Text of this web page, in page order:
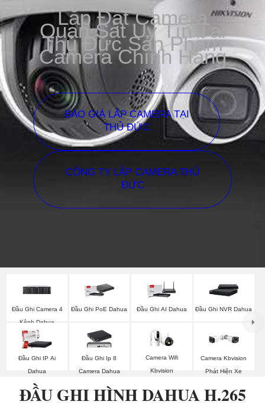
Lắp Đặt Camera
Quan Sát Uy Tín Tại
Thủ Đức Sản Phẩm
Camera Chính Hãng
BÁO GIÁ LẮP CAMERA TẠI
THỦ ĐỨC
CÔNG TY LẮP CAMERA THỦ
ĐỨC
Đầu Ghi Camera 4
Kênh Dahua
Đầu Ghi PoE Dahua Đầu Ghi AI Dahua Đầu Ghi NVR Dahua
Đầu Ghi IP Ai
Dahua
Đầu Ghi Ip 8
Camera Dahua
Camera Wifi
Kbvision
Camera Kbvision
Phát Hiện Xe
ĐẦU GHI HÌNH DAHUA H.265